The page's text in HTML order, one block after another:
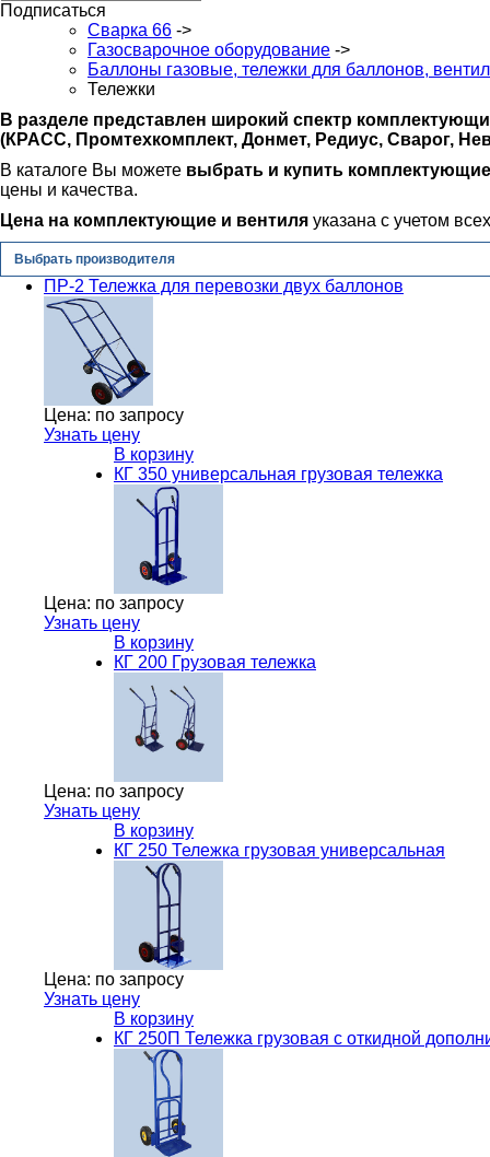
Подписаться
Сварка 66 ->
Газосварочное оборудование ->
Баллоны газовые, тележки для баллонов,
Тележки
В разделе представлен широкий спектр
(КРАСС, Промтехкомплект, Донмет, Редиус, Сварог,
В каталоге Вы можете выбрать и купить
цены и качества.
Цена на комплектующие и вентиля указана с учетом
Выбрать производителя
ПР-2 Тележка для перевозки двух баллонов
Цена: по запросу
Узнать цену
В корзину
КГ 350 универсальная грузовая тележка
Цена: по запросу
Узнать цену
В корзину
КГ 200 Грузовая тележка
Цена: по запросу
Узнать цену
В корзину
КГ 250 Тележка грузовая универсальная
Цена: по запросу
Узнать цену
В корзину
КГ 250П Тележка грузовая с откидной